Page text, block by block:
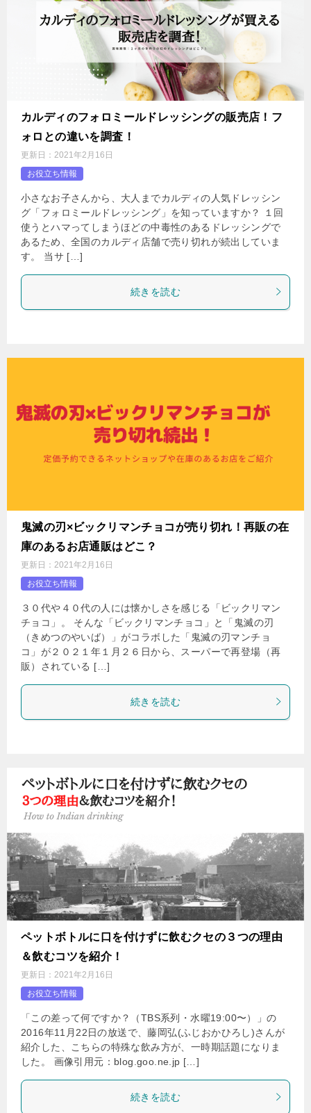
カルディのフォロミールドレッシングの販売店！フ
ォロとの違いを調査！
更新日： 2021年2月16日
お役立ち情報
小さなお子さんから、大人までカルディの人気ドレッシン
グ「フォロミールドレッシング」を知っていますか？ １回
使うとハマってしまうほどの中毒性のあるドレッシングで
あるため、全国のカルディ店舗で売り切れが続出していま
す。 当サ […]
続きを読む
鬼滅の刃×ビックリマンチョコが売り切れ！再販の在
庫のあるお店通販はどこ？
更新日： 2021年2月16日
お役立ち情報
３０代や４０代の人には懐かしさを感じる「ビックリマン
チョコ」。 そんな「ビックリマンチョコ」と「鬼滅の刃
（きめつのやいば）」がコラボした「鬼滅の刃マンチョ
コ」が２０２１年１月２６日から、スーパーで再登場（再
販）されている […]
続きを読む
ペットボトルに口を付けずに飲むクセの３つの理由
＆飲むコツを紹介！
更新日： 2021年2月16日
お役立ち情報
「この差って何ですか？（TBS系列・水曜19:00〜）」の
2016年11月22日の放送で、藤岡弘(ふじおかひろし)さんが
紹介した、こちらの特殊な飲み方が、一時期話題になりま
した。 画像引用元：blog.goo.ne.jp […]
続きを読む